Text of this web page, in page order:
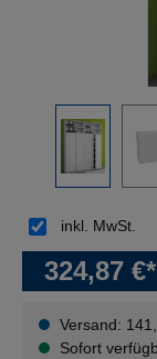
324,87 €*
Versand:
Sofort
inkl. MwSt.